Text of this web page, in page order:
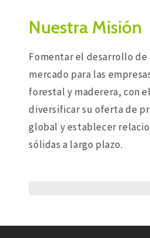
Nuestra Misión
Fomentar el desarrollo de
mercado para las
forestal y maderera, con
diversificar su oferta de
global y establecer
sólidas a largo plazo.